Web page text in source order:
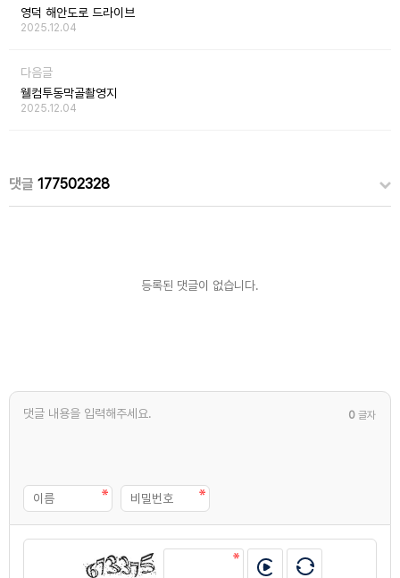
영덕 해안도로 드라이브
2025.12.04
다음글
웰컴투동막골촬영지
2025.12.04
댓글 177502328
등록된 댓글이 없습니다.
0 글자